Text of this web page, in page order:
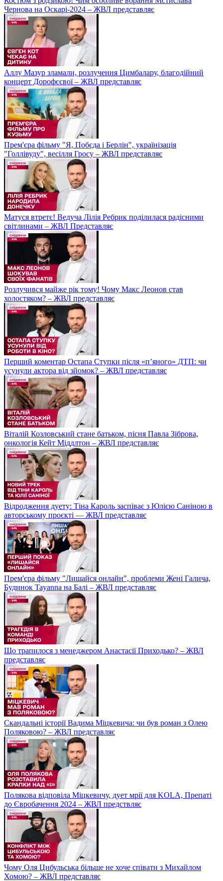
Чернова на Оскарі-2024 – ЖВЛ представляє
Аллу Мазур зламали, розлучення Цимбалару, благодійний
концерт Дорофєєвої – ЖВЛ представляє
Прем'єра фільму "Я, Побєда і Берлін", українізація
"Голлівуду", весілля Гросу – ЖВЛ представляє
Матуся втретє! Ведуча Лілія Ребрик поділилася радісними
світлинами – ЖВЛ Представляє
Розлучився майже рік тому! Чому Макс Леонов став
холостяком? – ЖВЛ представляє
Перший коментар Остапа Ступки після «п’яного» ДТП: чи
усунули актора від зйомок? – ЖВЛ представляє
Віталій Козловський стане батьком, пісня Павла Зіброва,
онкологія Кейт Міддлтон – ЖВЛ представляє
Відродження дуету: Тіна Кароль заспіває з Юлією Саніною в
авторському проєкті — ЖВЛ представляє
Прем'єра фільму "Лишайся онлайн", проблеми Жені Галича,
Будинок Tayanna на Балі – ЖВЛ представляє
Що трапилося з менеджером Анастасії Приходько? – ЖВЛ
представляє
Скандальні історії Вадима Міцкевича: чи був роман з Олею
Поляковою? – ЖВЛ представляє
Полякова відповіла Міцкевичу, дует мрії для KOLA, Препаті
до Євробачення 2024 – ЖВЛ предствляє
Чому Оля Цибульська більше не хоче співати з Михайлом
Хомою? – ЖВЛ представляє